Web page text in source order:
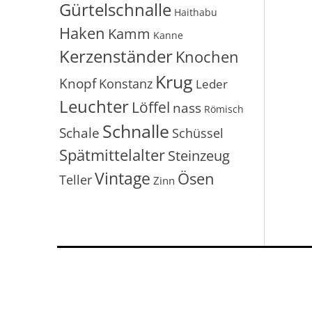
Gürtelschnalle Haithabu
Haken Kamm Kanne
KerzenständerKnochen
Knopf Konstanz Krug Leder
Leuchter Löffel nass Römisch
Schale Schnalle Schüssel
SpätmittelalterSteinzeug
TellerVintage Zinn Ösen